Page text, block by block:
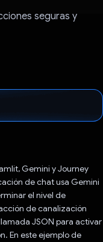
seguras y
Gemini y Journey
de chat usa Gemini
el nivel de
de canalización
JSON para activar
En este ejemplo de